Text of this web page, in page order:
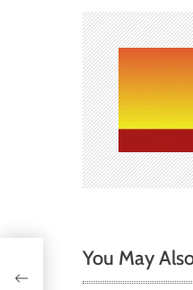
ビ
ゲ
ー
シ
ョ
You May